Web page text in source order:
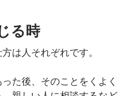
る時
は人それぞれです。
た後、そのことをくよ